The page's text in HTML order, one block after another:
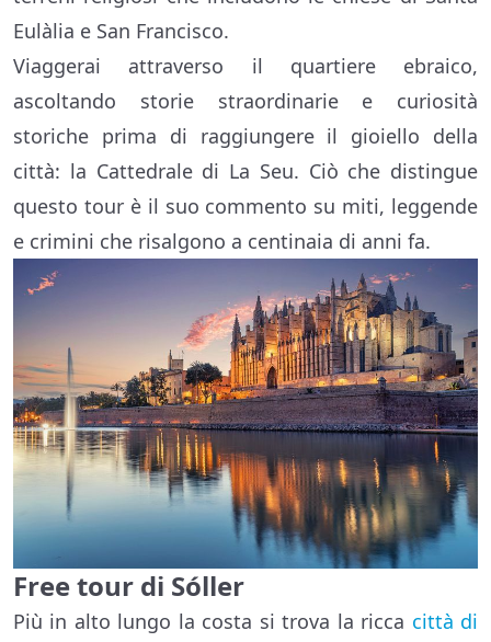
Eulàlia e San Francisco.
Viaggerai attraverso il quartiere ebraico,
ascoltando storie straordinarie e curiosità
storiche prima di raggiungere il gioiello della
città: la Cattedrale di La Seu. Ciò che distingue
questo tour è il suo commento su miti, leggende
e crimini che risalgono a centinaia di anni fa.
Free tour di Sóller
Più in alto lungo la costa si trova la ricca città di